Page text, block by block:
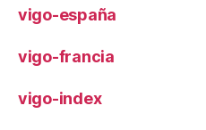
vigo-españa
vigo-francia
vigo-index